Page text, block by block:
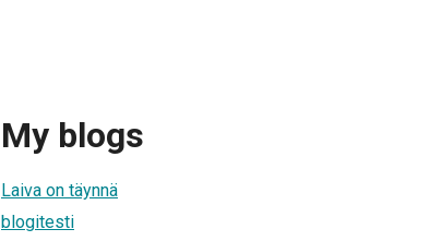
My blogs
Laiva on täynnä
blogitesti